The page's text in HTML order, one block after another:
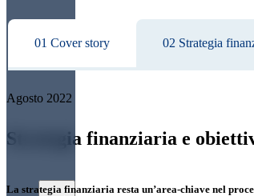
01 Cover story 02 Strategia
Agosto 2022
Strategia finanziaria e
La strategia finanziaria resta un’area-chiave nel